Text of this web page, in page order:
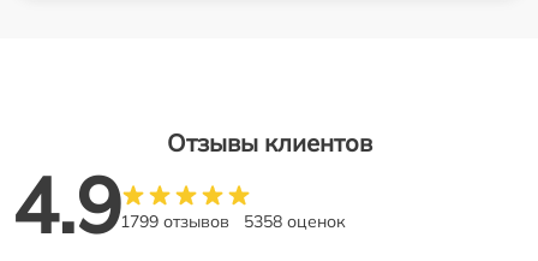
Отзывы клиентов
4.91799 отзывов 5358 оценок